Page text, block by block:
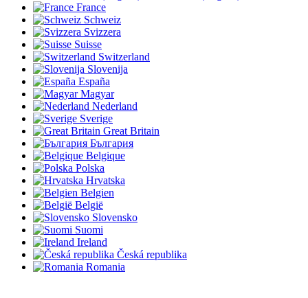
France
Schweiz
Svizzera
Suisse
Switzerland
Slovenija
España
Magyar
Nederland
Sverige
Great Britain
България
Belgique
Polska
Hrvatska
Belgien
België
Slovensko
Suomi
Ireland
Česká republika
Romania